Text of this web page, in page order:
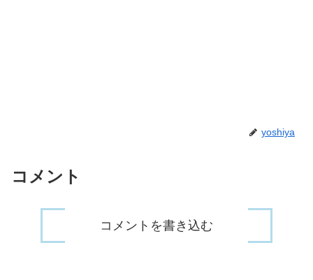
yoshiya
コメント
コメントを書き込む